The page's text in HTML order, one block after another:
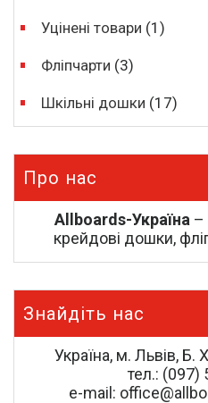
Уцінені товари (1)
Фліпчарти (3)
Шкільні дошки (17)
Про нас
Allboards-Україна –
крейдові дошки,
Знайдіть нас
Україна, м. Львів, Б.
тел.: (097)
e-mail: